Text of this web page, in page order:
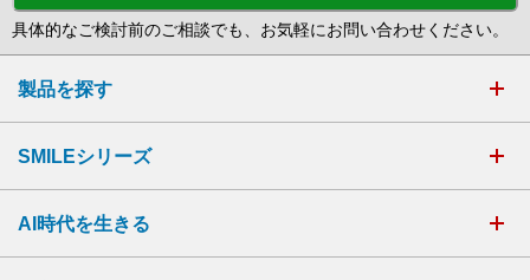
具体的なご検討前のご相談でも、お気軽にお問い合わせください。
製品を探す
SMILEシリーズ
AI時代を生きる